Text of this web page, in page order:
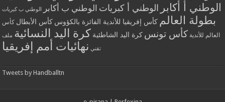
الوطني أ أكابر الوطني أ كبريات الوطني ب أكابر الوطني ب كبريات
بطولة العالم كأس إفريقيا للأندية الفائزة بالكؤوس كأس الأبطال كأس
العالم للأندية كأس تونس كرة اليد الشاطئية كرة اليد النسائية ملف
تقني نهائيات أمم إفريقيا
Tweets by Handballtn